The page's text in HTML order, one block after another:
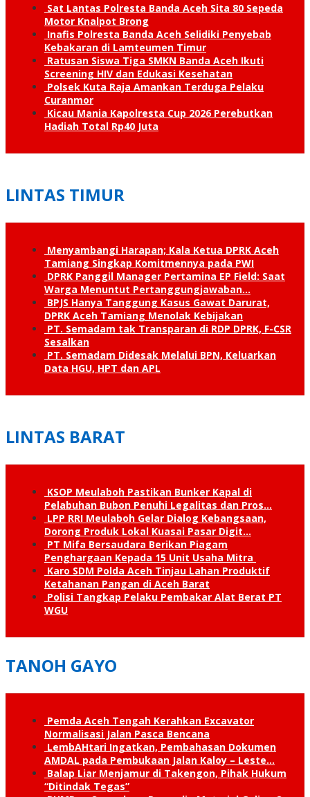
Sat Lantas Polresta Banda Aceh Sita 80 Sepeda
Motor Knalpot Brong
Inafis Polresta Banda Aceh Selidiki Penyebab
Kebakaran di Lamteumen Timur
Ratusan Siswa Tiga SMKN Banda Aceh Ikuti
Screening HIV dan Edukasi Kesehatan
Polsek Kuta Raja Amankan Terduga Pelaku
Curanmor
Kicau Mania Kapolresta Cup 2026 Perebutkan
Hadiah Total Rp40 Juta
LINTAS TIMUR
Menyambangi Harapan; Kala Ketua DPRK Aceh
Tamiang Singkap Komitmennya pada PWI
DPRK Panggil Manager Pertamina EP Field: Saat
Warga Menuntut Pertanggung­jawaban…
BPJS Hanya Tanggung Kasus Gawat Darurat,
DPRK Aceh Tamiang Menolak Kebijakan
PT. Semadam tak Transparan di RDP DPRK, F-CSR
Sesalkan
PT. Semadam Didesak Melalui BPN, Keluarkan
Data HGU, HPT dan APL
LINTAS BARAT
KSOP Meulaboh Pastikan Bunker Kapal di
Pelabuhan Bubon Penuhi Legalitas dan Pros…
LPP RRI Meulaboh Gelar Dialog Kebangsaan,
Dorong Produk Lokal Kuasai Pasar Digit…
PT Mifa Bersaudara Berikan Piagam
Penghargaan Kepada 15 Unit Usaha Mitra
Karo SDM Polda Aceh Tinjau Lahan Produktif
Ketahanan Pangan di Aceh Barat
Polisi Tangkap Pelaku Pembakar Alat Berat PT
WGU
TANOH GAYO
Pemda Aceh Tengah Kerahkan Excavator
Normalisasi Jalan Pasca Bencana
LembAHtari Ingatkan, Pembahasan Dokumen
AMDAL pada Pembukaan Jalan Kaloy – Leste…
Balap Liar Menjamur di Takengon, Pihak Hukum
“Ditindak Tegas”